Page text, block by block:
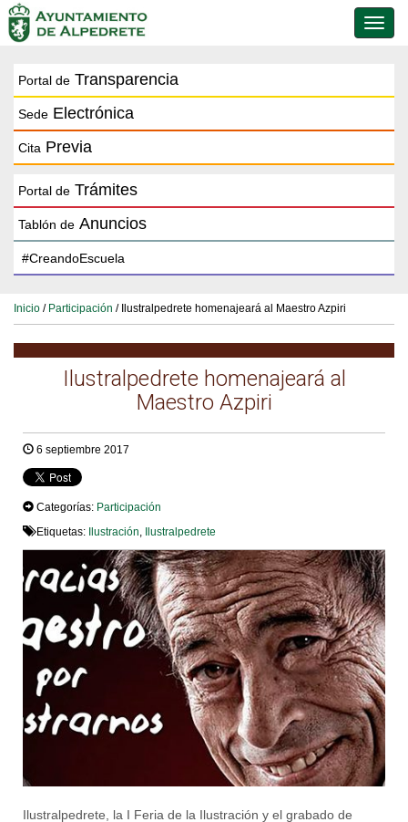
de
Portal de Transparencia
Sede Electrónica
Cita Previa
Portal de Trámites
Tablón de Anuncios
Inicio / Participación / Ilustralpedrete homenajeará al Maestro Azpiri
Ilustralpedrete homenajeará al
Maestro Azpiri
6 septiembre 2017
Categorías: Participación
Etiquetas: Ilustración Ilustralpedrete
Ilustralpedrete, la I Feria de la Ilustración y el grabado de